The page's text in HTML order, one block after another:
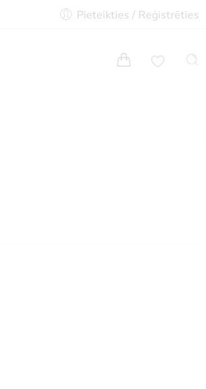
Pieteikties / Reģistrēties